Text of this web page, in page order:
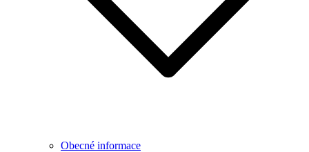
Obecné informace